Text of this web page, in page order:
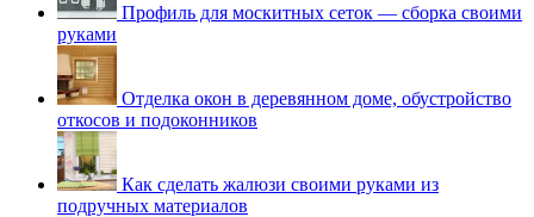
Профиль для москитных сеток — сборка своими
руками
Отделка окон в деревянном доме, обустройство
откосов и подоконников
Как сделать жалюзи своими руками из
подручных материалов